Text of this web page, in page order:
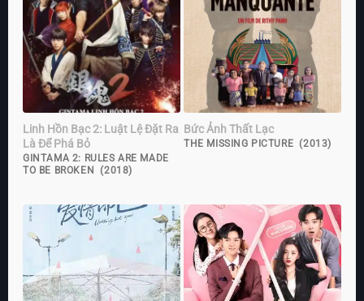
Linh Hồn Bạc 2: Luật Lệ Đặt Ra
Là Để Phá Bỏ
GINTAMA 2: RULES ARE MADE
TO BE BROKEN (2018)
Bức Ảnh Thất Lạc
THE MISSING PICTURE (2013)